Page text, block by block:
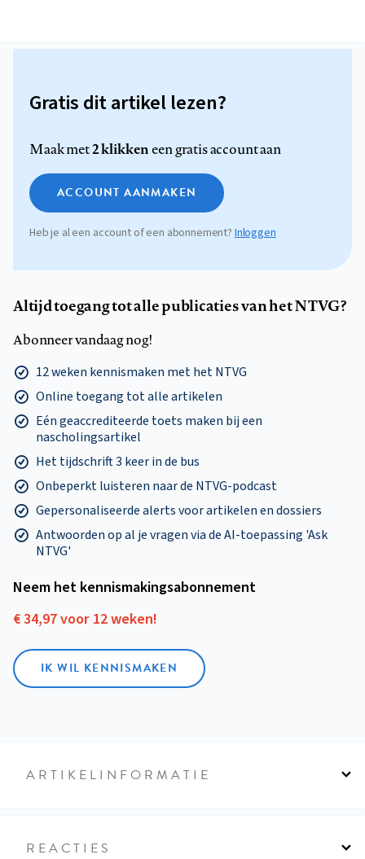
Gratis dit artikel lezen?
Maak met2 klikkeneen gratis account aan
ACCOUNT AANMAKEN
Heb je al een account of een abonnement? Inloggen
Altijd toegang tot alle publicaties van het NTVG?
Abonneer vandaag nog!
12 weken kennismaken met het NTVG
Online toegang tot alle artikelen
Eén geaccrediteerde toets maken bij een
nascholingsartikel
Het tijdschrift 3 keer in de bus
Onbeperkt luisteren naar de NTVG-podcast
Gepersonaliseerde alerts voor artikelen en dossiers
Antwoorden op al je vragen via de AI-toepassing 'Ask
NTVG'
Neem het kennismakings­abonnement
€ 34,97 voor 12 weken!
IK WIL KENNISMAKEN
ARTIKELINFORMATIE
REACTIES